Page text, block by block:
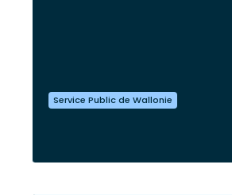
Service Public de Wallonie